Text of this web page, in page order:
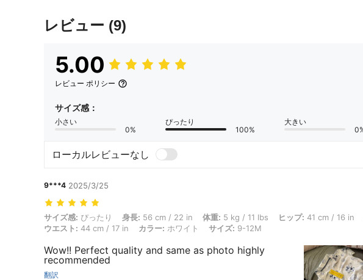
レビュー (9)
5.00
レビュー ポリシー
サイズ感：
小さい
0%
ぴったり
100%
大きい
ローカルレビューなし
9***4 2025/3/25
サイズ感: ぴったり, 身長: 56 cm / 22 in, 体重: 5 kg / 11 lbs, ヒップ: 41 cm / 16 in, バスト: 41 cm
サイズ感: ぴったり 身長: 56 cm / 22 in 体重: 5 kg / 11 lbs ヒップ: 41 cm / 16 in
ウエスト: 44 cm / 17 in カラー: ホワイト サイズ: 9-12M
Wow!! Perfect quality and same as photo highly
recommended
翻訳